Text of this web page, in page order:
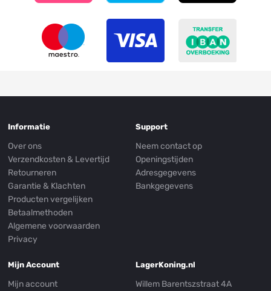
Informatie
Over ons
Verzendkosten & Levertijd
Retourneren
Garantie & Klachten
Producten vergelijken
Betaalmethoden
Algemene voorwaarden
Privacy
Support
Neem contact op
Openingstijden
Adresgegevens
Bankgegevens
Mijn Account
Mijn account
LagerKoning.nl
Willem Barentszstraat 4A